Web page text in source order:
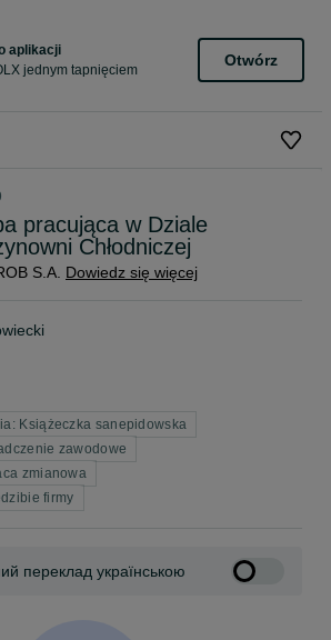
aplikacji
jednym tapnięciem
Otwórz
pracująca w Dziale
Chłodniczej
S.A. Dowiedz się więcej
Książeczka sanepidowska
zawodowe
zmianowa
firmy
переклад українською